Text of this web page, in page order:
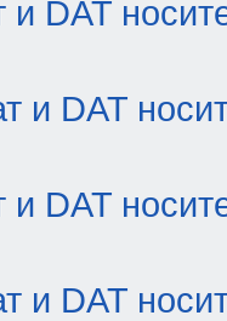
DAT
и DAT
DAT
и DAT